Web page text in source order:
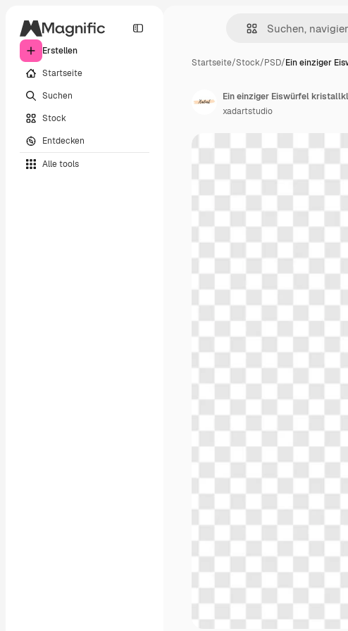
Erstellen
Startseite
Suchen
Stock
Entdecken
Alle tools
Startseite/Stock/PSD/Ein einziger
Ein einziger Eiswürfel
xadartstudio